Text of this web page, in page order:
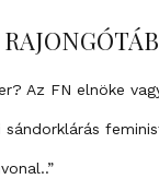
Az FN elnöke
sándorklárás